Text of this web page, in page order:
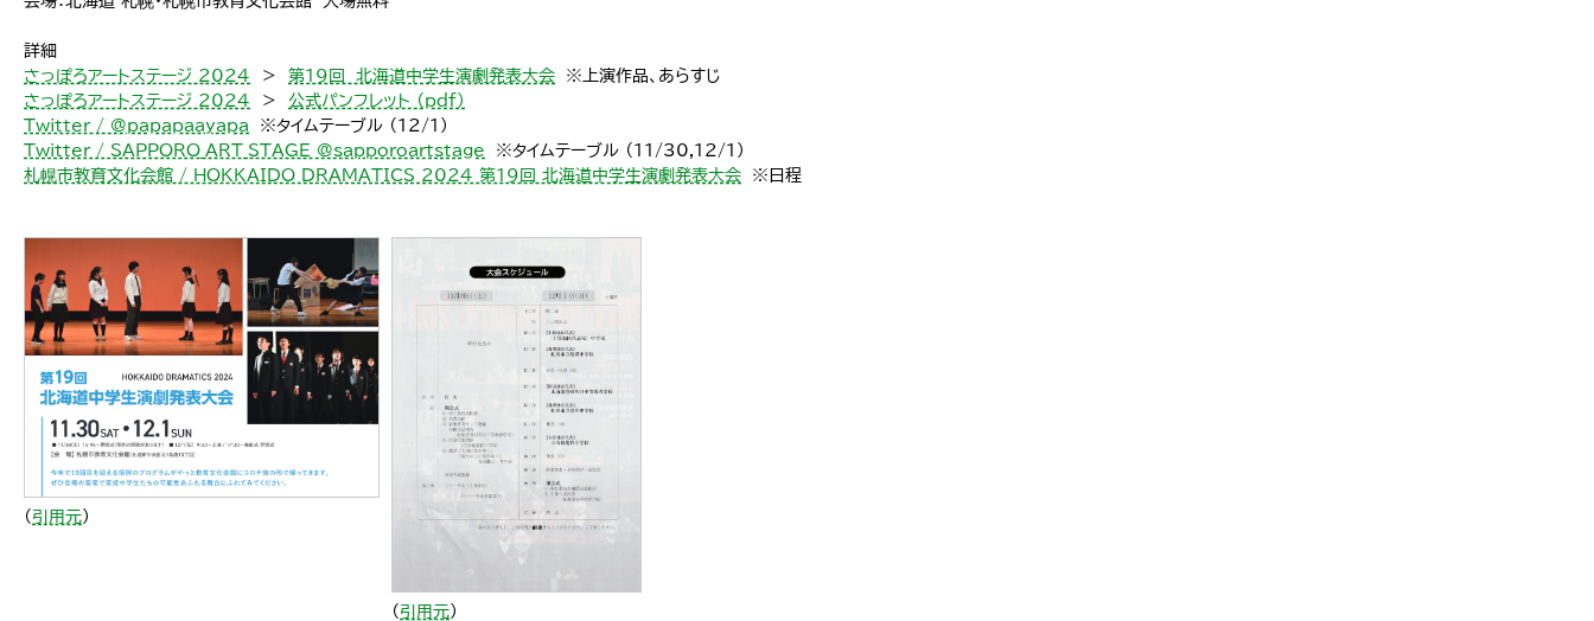
詳細
さっぽろアートステージ 2024 ＞ 第19回 北海道中学生演劇発表大会 ※上演作品、あらすじ
さっぽろアートステージ 2024 ＞ 公式パンフレット （pdf）
Twitter / @papapaayapa ※タイムテーブル （12/1）
Twitter / SAPPORO_ART_STAGE @sapporoartstage ※タイムテーブル （11/30,12/1）
札幌市教育文化会館 / HOKKAIDO DRAMATICS 2024 第19回 北海道中学生演劇発表大会 ※日程
（ 引用元）
（ 引用元）